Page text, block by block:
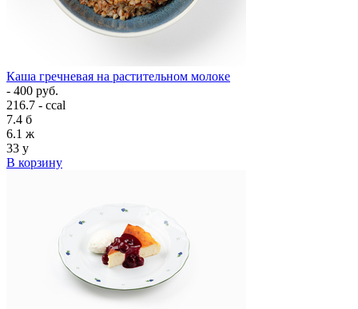
Каша гречневая на растительном молоке
- 400 руб.
216.7 - ccal
7.4 б
6.1 ж
33 у
В корзину